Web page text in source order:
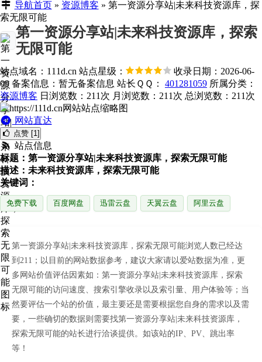
导航首页» 资源博客 » 第一资源分享站|未来科技资源库，探
索无限可能
第一资源分享站|未来科技资源库，探索
无限可能
站点域名：111d.cn 站点星级：
收录日期：2026-06-
09 备案信息： 暂无备案信息 站长ＱＱ： 401281059 所属分类：
资源博客 日浏览数：211次 月浏览数：211次 总浏览数：211次
网站直达
点赞 [1]
站点信息
标题：第一资源分享站|未来科技资源库，探索无限可能
描述：未来科技资源库，探索无限可能
关键词：
免费下载 百度网盘 迅雷云盘 天翼云盘 阿里云盘
第一资源分享站|未来科技资源库，探索无限可能浏览人数已经达
到211；以目前的网站数据参考，建议大家请以爱站数据为准，更
多网站价值评估因素如：第一资源分享站|未来科技资源库，探索
无限可能的访问速度、搜索引擎收录以及索引量、用户体验等；当
然要评估一个站的价值，最主要还是需要根据您自身的需求以及需
要，一些确切的数据则需要找第一资源分享站|未来科技资源库，
探索无限可能的站长进行洽谈提供。如该站的IP、PV、跳出率
等！